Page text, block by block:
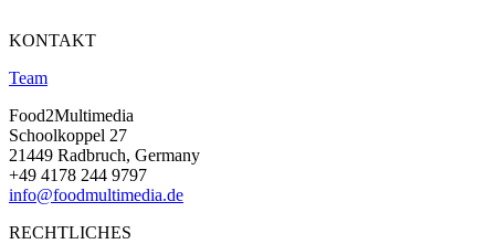
KONTAKT
Team
Food2Multimedia
Schoolkoppel 27
21449 Radbruch, Germany
+49 4178 244 9797
info@foodmultimedia.de
RECHTLICHES